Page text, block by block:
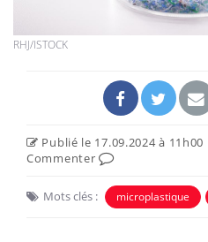
RHJ/ISTOCK
Publié le 17.09.2024 à 11h00
Commenter
Mots clés : microplastique